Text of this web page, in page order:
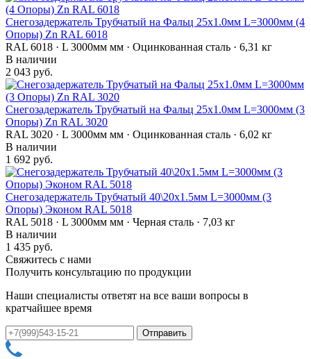
Снегозадержатель Трубчатый на Фальц 25х1.0мм L=3000мм (4
Опоры) Zn RAL 6018
RAL 6018 · L 3000мм мм · Оцинкованная сталь · 6,31 кг
В наличии
2 043 руб.
Снегозадержатель Трубчатый на Фальц 25х1.0мм L=3000мм (3
Опоры) Zn RAL 3020
RAL 3020 · L 3000мм мм · Оцинкованная сталь · 6,02 кг
В наличии
1 692 руб.
Снегозадержатель Трубчатый 40\20х1.5мм L=3000мм (3
Опоры) Эконом RAL 5018
RAL 5018 · L 3000мм мм · Черная сталь · 7,03 кг
В наличии
1 435 руб.
Свяжитесь с нами
Получить консультацию по продукции
Наши специалисты ответят на все ваши вопросы в
кратчайшее время